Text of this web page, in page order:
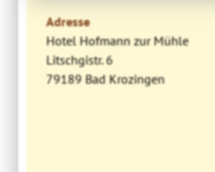
Adresse
Hotel Hofmann zur Mühle
Litschgistr. 6
79189 Bad Krozingen